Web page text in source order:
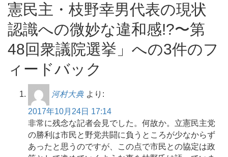
憲民主・枝野幸男代表の現状
認識への微妙な違和感!?〜第
48回衆議院選挙」への3件のフ
ィードバック
河村大典 より:
2017年10月24日 17:14
非常に残念な記者会見でした。何故か。立憲民主党
の勝利は市民と野党共闘に負うところが少なからず
あったと思うのですが、この点で市民との協定は政